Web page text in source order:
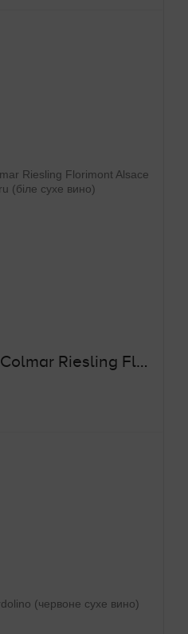
Signature de Colmar Riesling Florimont Alsace Grand Cru (біле сухе вино)